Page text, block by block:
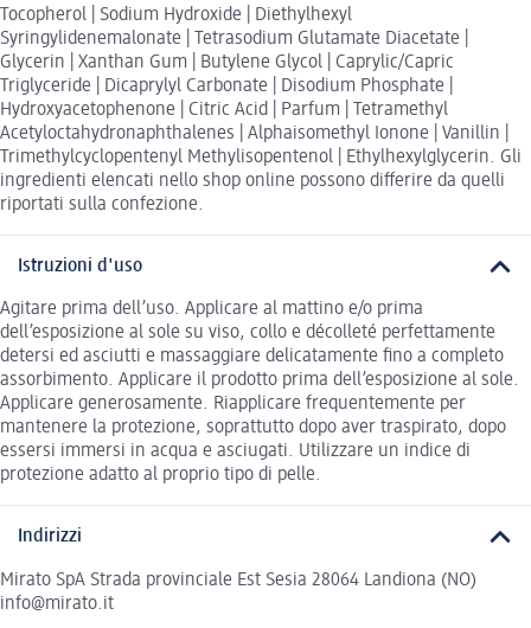
Tocopherol | Sodium Hydroxide | Diethylhexyl
Syringylidenemalonate | Tetrasodium Glutamate Diacetate |
Glycerin | Xanthan Gum | Butylene Glycol | Caprylic/Capric
Triglyceride | Dicaprylyl Carbonate | Disodium Phosphate |
Hydroxyacetophenone | Citric Acid | Parfum | Tetramethyl
Acetyloctahydronaphthalenes | Alphaisomethyl Ionone | Vanillin |
Trimethylcyclopentenyl Methylisopentenol | Ethylhexylglycerin. Gli
ingredienti elencati nello shop online possono differire da quelli
riportati sulla confezione.
Istruzioni d'uso
Agitare prima dell’uso. Applicare al mattino e/o prima
dell’esposizione al sole su viso, collo e décolleté perfettamente
detersi ed asciutti e massaggiare delicatamente fino a completo
assorbimento. Applicare il prodotto prima dell’esposizione al sole.
Applicare generosamente. Riapplicare frequentemente per
mantenere la protezione, soprattutto dopo aver traspirato, dopo
essersi immersi in acqua e asciugati. Utilizzare un indice di
protezione adatto al proprio tipo di pelle.
Indirizzi
Mirato SpA Strada provinciale Est Sesia 28064 Landiona (NO)
info@mirato.it